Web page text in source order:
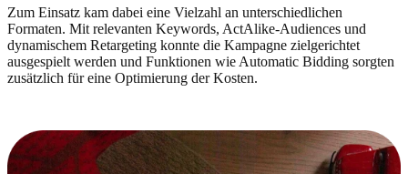
Zum Einsatz kam dabei eine Vielzahl an unterschiedlichen
Formaten. Mit relevanten Keywords, ActAlike-Audiences und
dynamischem Retargeting konnte die Kampagne zielgerichtet
ausgespielt werden und Funktionen wie Automatic Bidding sorgten
zusätzlich für eine Optimierung der Kosten.